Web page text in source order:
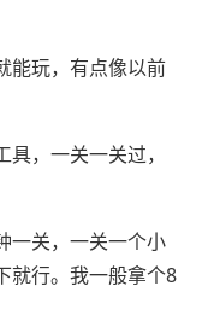
能玩，有点像以前
，一关一关过，
一关，一关一个小
就行。我一般拿个8